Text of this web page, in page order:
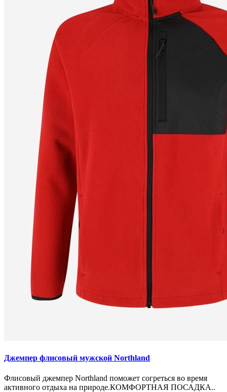
Джемпер флисовый мужской Northland
Флисовый джемпер Northland поможет согреться во время
активного отдыха на природе.КОМФОРТНАЯ ПОСАДКА..